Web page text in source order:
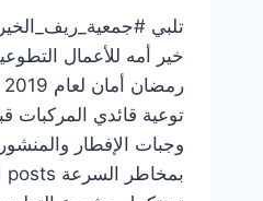
الجديدة
تلبي
خير أمه للأعمال
توعية قائدي المركبات
وجبات الإفطار